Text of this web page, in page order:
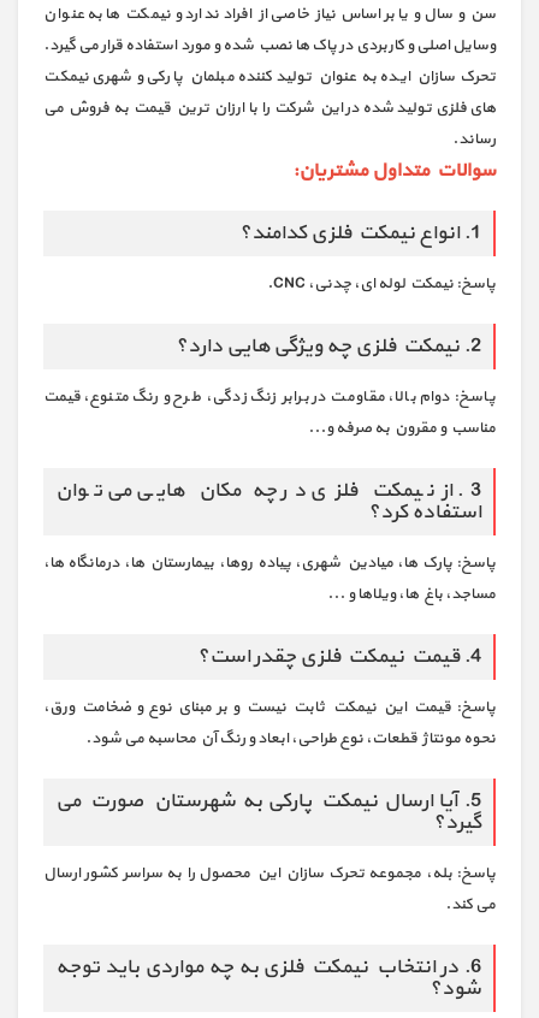
سن و سال و یا بر اساس نیاز خاصی از افراد ندارد و نیمکت ها به عنوان
وسایل اصلی و کاربردی در پاک ها نصب شده و مورد استفاده قرار می گیرد.
تحرک سازان ایده به عنوان تولید کننده مبلمان پارکی و شهری نیمکت
های فلزی تولید شده در این شرکت را با ارزان ترین قیمت به فروش می
رساند.
سوالات متداول مشتریان:
1. انواع نیمکت فلزی کدامند؟
پاسخ: نیمکت لوله ای، چدنی، CNC.
2. نیمکت فلزی چه ویژگی هایی دارد؟
پاسخ: دوام بالا، مقاومت در برابر زنگ زدگی، طرح و رنگ متنوع، قیمت
مناسب و مقرون به صرفه و...
3. از نیمکت فلزی در چه مکان هایی می توان
استفاده کرد؟
پاسخ: پارک ها، میادین شهری، پیاده روها، بیمارستان ها، درمانگاه ها،
مساجد، باغ ها، ویلاها و ...
4. قیمت نیمکت فلزی چقدر است؟
پاسخ: قیمت این نیمکت ثابت نیست و بر مبنای نوع و ضخامت ورق،
نحوه مونتاژ قطعات، نوع طراحی، ابعاد و رنگ آن محاسبه می شود.
5. آیا ارسال نیمکت پارکی به شهرستان صورت می
گیرد؟
پاسخ: بله، مجموعه تحرک سازان این محصول را به سراسر کشور ارسال
می کند.
6. در انتخاب نیمکت فلزی به چه مواردی باید توجه
شود؟